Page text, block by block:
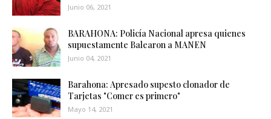
Junio 06, 2021
BARAHONA: Policía Nacional apresa quienes
supuestamente Balearon a MANEN
Junio 04, 2021
Barahona: Apresado supesto clonador de
Tarjetas "Comer es primero"
Mayo 14, 2021